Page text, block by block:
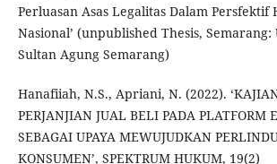
Perluasan Asas Legalitas Dalam Persfektif
Nasional’ (unpublished Thesis,
Sultan Agung Semarang)
Hanafiiah, N.S., Apriani, N. (2022).
PERJANJIAN JUAL BELI PADA PLATFORM
SEBAGAI UPAYA MEWUJUDKAN
KONSUMEN’, SPEKTRUM HUKUM, 19(2)